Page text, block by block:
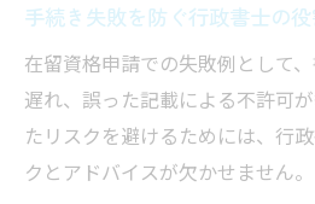
手続き失敗を防ぐ行政書士の
在留資格申請での失敗例として
遅れ、誤った記載による不許可
たリスクを避けるためには、行
クとアドバイスが欠かせません。